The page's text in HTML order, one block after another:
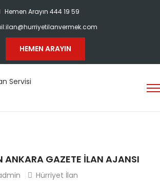
Hemen Arayın 444 19 59
ilan@hurriyetilanvermek.com
HEMEN ARAYIN
ANKARA GAZETE ILAN AJANSI
Hürriyet İlan